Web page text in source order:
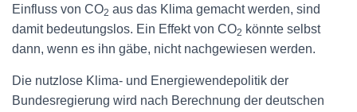
Einfluss von CO2 aus das Klima gemacht werden, sind
damit bedeutungslos. Ein Effekt von CO2 könnte selbst
dann, wenn es ihn gäbe, nicht nachgewiesen werden.
Die nutzlose Klima- und Energiewendepolitik der
Bundesregierung wird nach Berechnung der deutschen